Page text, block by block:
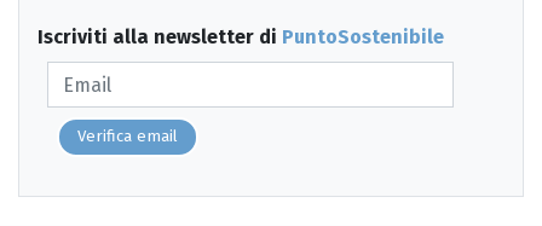
Iscriviti alla newsletter di PuntoSostenibile
Verifica email